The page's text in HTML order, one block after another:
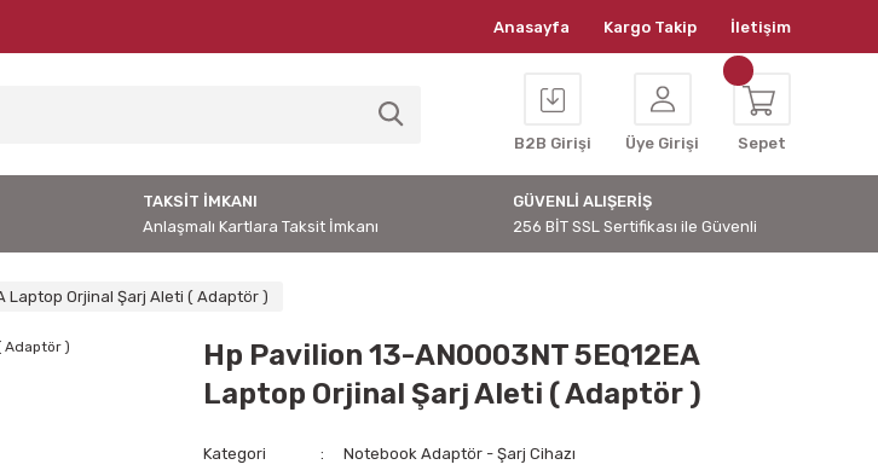
Anasayfa Kargo Takip İletişim
B2B Girişi Üye Girişi Sepet
TAKSİT İMKANI
Anlaşmalı Kartlara Taksit İmkanı
GÜVENLİ ALIŞERİŞ
256 BİT SSL Sertifikası ile Güvenli
Laptop Orjinal Şarj Aleti ( Adaptör )
Hp Pavilion 13-AN0003NT 5EQ12EA
Laptop Orjinal Şarj Aleti ( Adaptör )
Kategori
Notebook Adaptör - Şarj Cihazı